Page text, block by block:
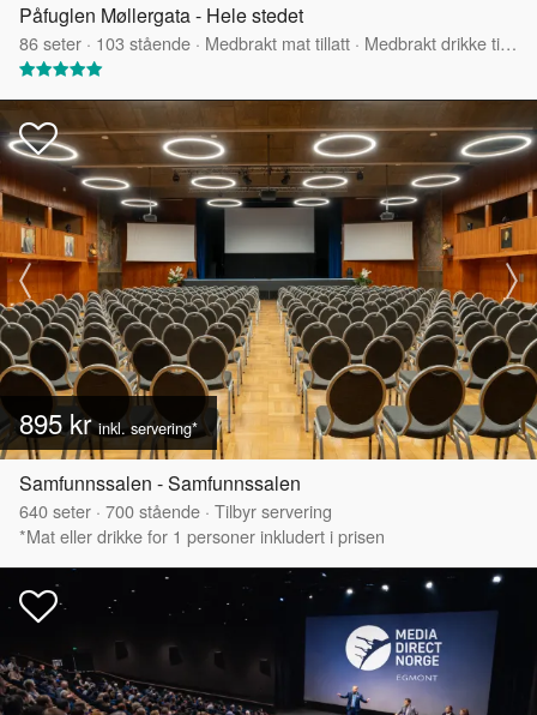
Påfuglen Møllergata - Hele stedet
86seter · 103 stående · Medbrakt mat tillatt · Medbrakt drikke tillatt
895 krinkl. servering*
Samfunnssalen - Samfunnssalen
640seter · 700stående · Tilbyr servering
*Mat eller drikke for 1 personer inkludert i prisen